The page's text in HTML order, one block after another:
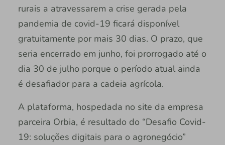
rurais a atravessarem a crise gerada pela
pandemia de covid-19 ficará disponível
gratuitamente por mais 30 dias. O prazo, que
seria encerrado em junho, foi prorrogado até o
dia 30 de julho porque o período atual ainda
é desafiador para a cadeia agrícola.
A plataforma, hospedada no site da empresa
parceira Orbia, é resultado do “Desafio Covid-
19: soluções digitais para o agronegócio”